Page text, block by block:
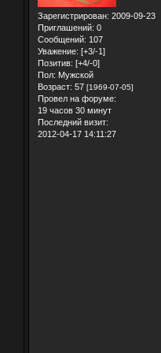
Зарегистрирован: 2009-09-23
Приглашений: 0
Сообщений: 107
Уважение: [+3/-1]
Позитив: [+4/-0]
Пол: Мужской
Возраст: 57 [1969-07-05]
Провел на форуме:
19 часов 30 минут
Последний визит:
2012-04-17 14:11:27